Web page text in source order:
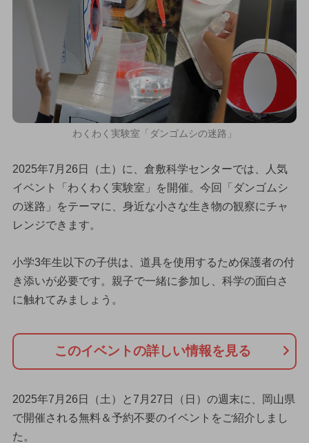
わくわく実験室「ダンゴムシの迷路」
2025年7月26日（土）に、倉敷科学センターでは、人気
イベント「わくわく実験室」を開催。今回「ダンゴムシ
の迷路」をテーマに、身近な小さな生き物の観察にチャ
レンジできます。
小学3年生以下の子供は、道具を使用するため保護者の付
き添いが必要です。親子で一緒に参加し、科学の面白さ
に触れてみましょう。
このイベントの詳しい情報を見る
2025年7月26日（土）と7月27日（日）の週末に、岡山県
で開催される無料＆予約不要のイベントをご紹介しまし
た。